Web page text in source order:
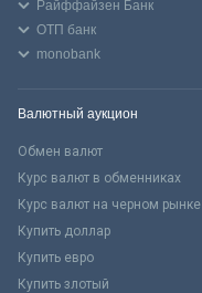
Райффайзен Банк
ОТП банк
monobank
Валютный аукцион
Обмен валют
Курс валют в обменниках
Курс валют на черном рынке
Купить доллар
Купить евро
Купить злотый